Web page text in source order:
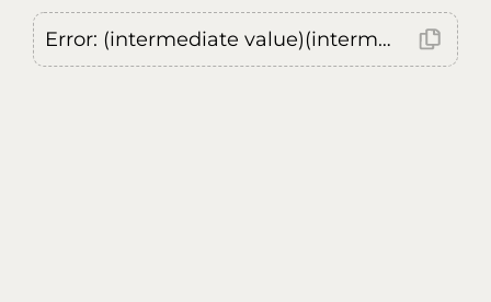
Error: (intermediate value)(intermediate value)(intermediate value).replaceAll is not a function